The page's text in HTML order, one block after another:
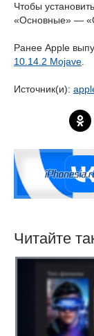
Чтобы
«Основные» —
Ранее Apple
10.14.2 Mojave
Источник(и):
Читайте